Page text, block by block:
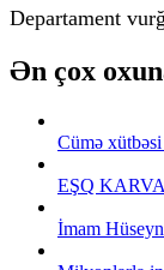
Departament
Ən çox
Cümə
EŞQ
İmam